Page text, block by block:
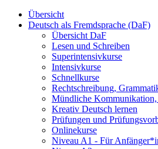
Übersicht
Deutsch als Fremdsprache (DaF)
Übersicht DaF
Lesen und Schreiben
Superintensivkurse
Intensivkurse
Schnellkurse
Rechtschreibung,
Mündliche
Kreativ Deutsch lernen
Prüfungen und
Onlinekurse
Niveau A1 - Für